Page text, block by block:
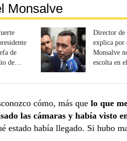
Monsalve
de
de
Director de
explica por
Monsalve
escolta en
cómo, más que lo que
las cámaras y había visto
estado había llegado. Si hubo